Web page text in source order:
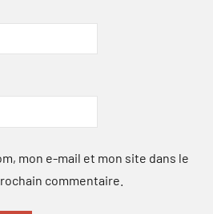
mon e-mail et mon site dans le
commentaire.